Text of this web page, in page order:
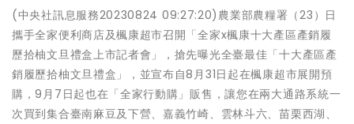
(中央社訊息服務20230824 09:27:20)農業部農糧署（23）日
攜手全家便利商店及楓康超市召開「全家x楓康十大產區產銷履
歷拾柚文旦禮盒上市記者會」，搶先曝光全臺最佳「十大產區產
銷履歷拾柚文旦禮盒」，並宣布自8月31日起在楓康超市展開預
購，9月7日起也在「全家行動購」販售，讓您在兩大通路系統一
次買到集合臺南麻豆及下營、嘉義竹崎、雲林斗六、苗栗西湖、